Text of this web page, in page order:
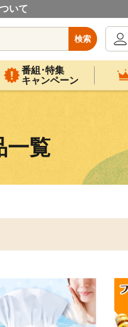
いて
検索
番組･特集
キャンペーン
一覧